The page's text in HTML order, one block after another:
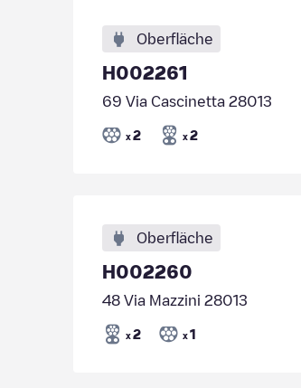
Oberfläche
H002261
69 Via Cascinetta 28013
x 2 x 2
Oberfläche
H002260
48 Via Mazzini 28013
x 2 x 1